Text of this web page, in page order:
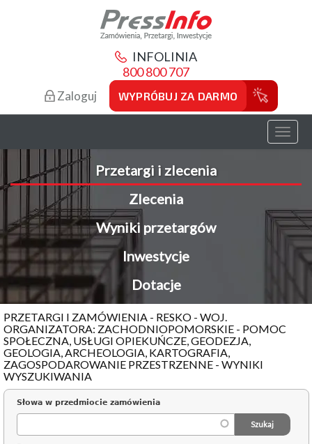
INFOLINIA
800 800 707
Zaloguj WYPRÓBUJ ZA DARMO
Toggle
Przetargi i zlecenia
Zlecenia
Wyniki przetargów
Inwestycje
Dotacje
PRZETARGI I ZAMÓWIENIA - RESKO - WOJ.
ORGANIZATORA: ZACHODNIOPOMORSKIE - POMOC
SPOŁECZNA, USŁUGI OPIEKUŃCZE, GEODEZJA,
GEOLOGIA, ARCHEOLOGIA, KARTOGRAFIA,
ZAGOSPODAROWANIE PRZESTRZENNE - WYNIKI
WYSZUKIWANIA
Słowa w przedmiocie zamówienia